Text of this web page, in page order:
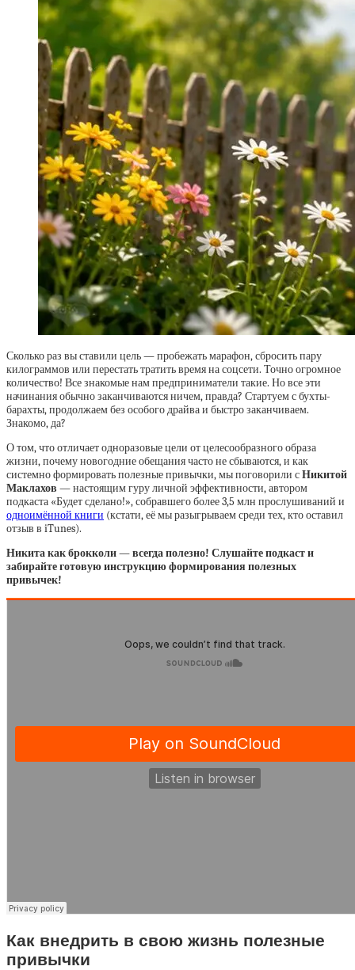
Сколько раз вы ставили цель — пробежать марафон, сбросить пару
килограммов или перестать тратить время на соцсети. Точно огромное
количество! Все знакомые нам предприниматели такие. Но все эти
начинания обычно заканчиваются ничем, правда? Стартуем с бухты-
барахты, продолжаем без особого драйва и быстро заканчиваем.
Знакомо, да?
О том, что отличает одноразовые цели от целесообразного образа
жизни, почему новогодние обещания часто не сбываются, и как
системно формировать полезные привычки, мы поговорили сНикитой
Маклахов — настоящим гуру личной эффективности, автором
подкаста «Будет сделано!», собравшего более 3,5 млн прослушиваний и
одноимённой книги (кстати, её мы разыгрываем среди тех, кто оставил
отзыв в iTunes).
Никита как брокколи — всегда полезно! Слушайте подкаст и
забирайте готовую инструкцию формирования полезных
привычек!
Как внедрить в свою жизнь полезные
привычки